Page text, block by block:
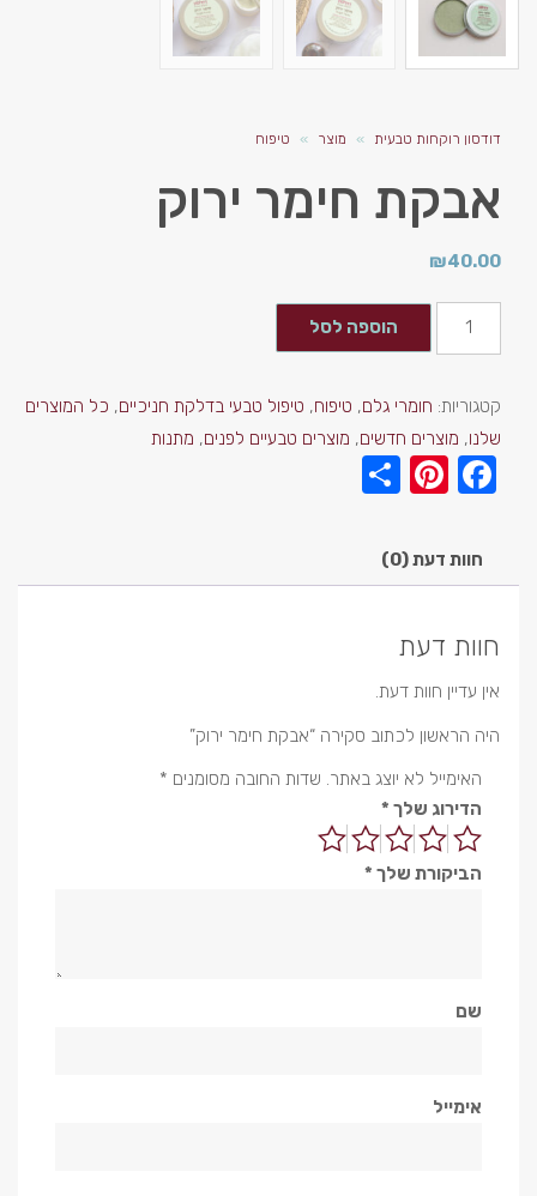
דודסון רוקחות טבעית » מוצר » טיפוח
אבקת חימר ירוק
₪40.00
הוספה לסל
קטגוריות: חומרי גלם, טיפוח, טיפול טבעי בדלקת חניכיים, כל המוצרים
שלנו, מוצרים חדשים, מוצרים טבעיים לפנים, מתנות
Facebook
Pinterest
חוות דעת (0)
חוות דעת
אין עדיין חוות דעת.
היה הראשון לכתוב סקירה “אבקת חימר ירוק”
האימייל לא יוצג באתר. שדות החובה מסומנים *
הדירוג שלך *
הביקורת שלך *
שם
אימייל